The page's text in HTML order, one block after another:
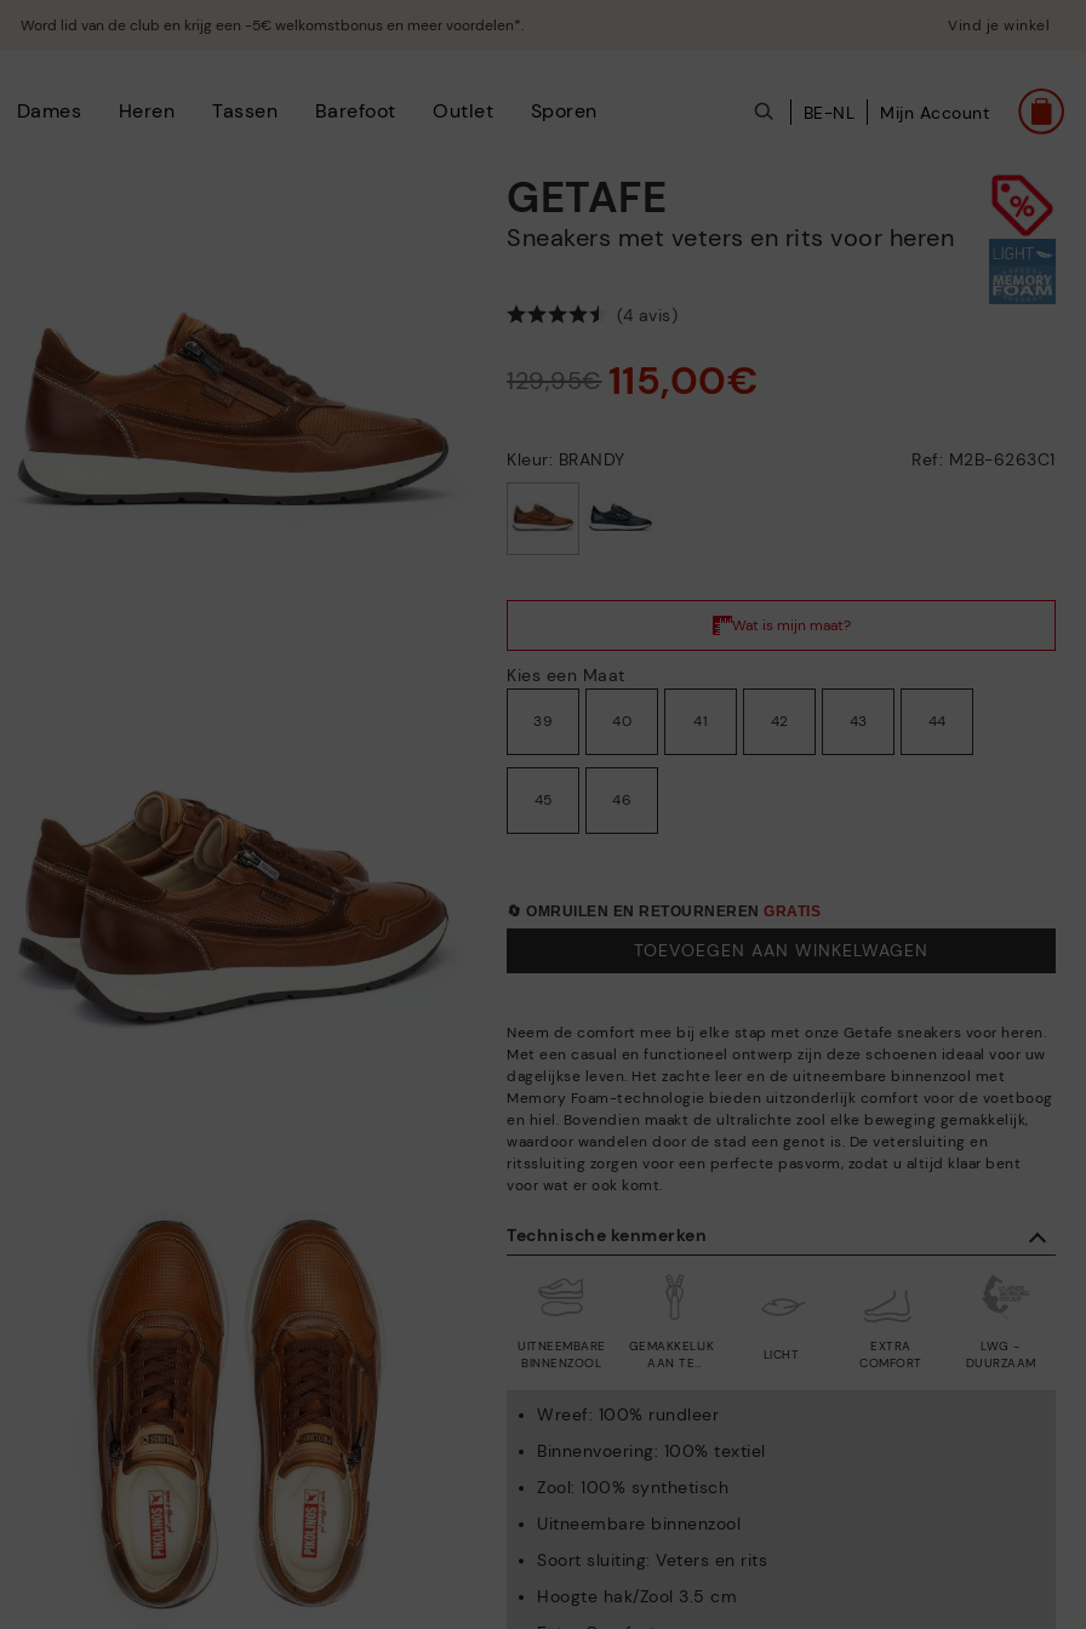
Word lid van de club en krijg een -5€ welkomstbonus en meer voordelen*. Vind je winkel
Dames Heren Tassen Barefoot Outlet Sporen BE-NL Mijn Account
Technische kenmerken
LICHT
UITNEEMBARE
BINNENZOOL
GEMAKKELIJK
AAN TE
EXTRA
COMFORT
LWG -
DUURZAAM
Wreef: 100% rundleer
Binnenvoering: 100% textiel
Zool: 100% synthetisch
Uitneembare binnenzool
Soort sluiting: Veters en rits
Hoogte hak/Zool 3.5 cm
GETAFE
Sneakers met veters en rits voor heren
(4 avis)
129,95€ 115,00€
Kleur: BRANDY Ref: M2B-6263C1
Kies een Maat
39 40 41 42 43 44
45 46
🔄 OMRUILEN EN RETOURNERENGRATIS
TOEVOEGEN AAN WINKELWAGEN
Neem de comfort mee bij elke stap met onze Getafe sneakers voor heren.
Met een casual en functioneel ontwerp zijn deze schoenen ideaal voor uw
dagelijkse leven. Het zachte leer en de uitneembare binnenzool met
Memory Foam-technologie bieden uitzonderlijk comfort voor de voetboog
en hiel. Bovendien maakt de ultralichte zool elke beweging gemakkelijk,
waardoor wandelen door de stad een genot is. De vetersluiting en
ritssluiting zorgen voor een perfecte pasvorm, zodat u altijd klaar bent
voor wat er ook komt.